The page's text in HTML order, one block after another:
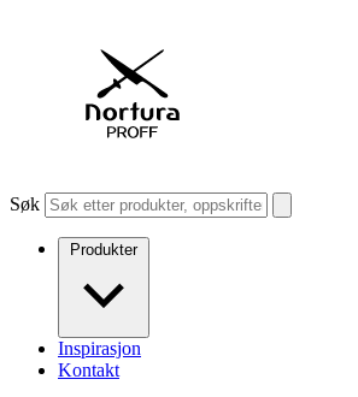
Søk
Produkter
Inspirasjon
Kontakt